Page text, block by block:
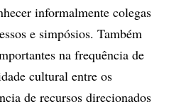
informalmente colegas
e simpósios. Também
na frequência de
cultural entre os
de recursos direcionados